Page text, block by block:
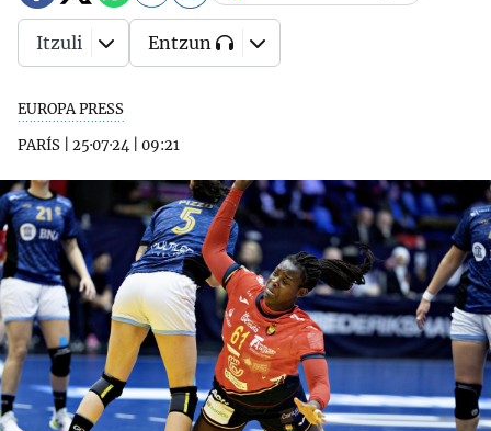
EUROPA PRESS
PARÍS
25·07·24 09:21
Itzuli Entzun